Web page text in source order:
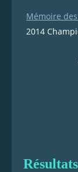
Mémoire
2014
Résultats